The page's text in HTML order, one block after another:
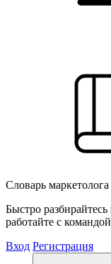
Словарь маркетолога
Быстро
работайте с командой
Вход Регистрация